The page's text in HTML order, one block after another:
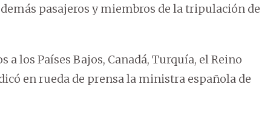
pasajeros y miembros de la tripulación de
los Países Bajos, Canadá, Turquía, el Reino
en rueda de prensa la ministra española de